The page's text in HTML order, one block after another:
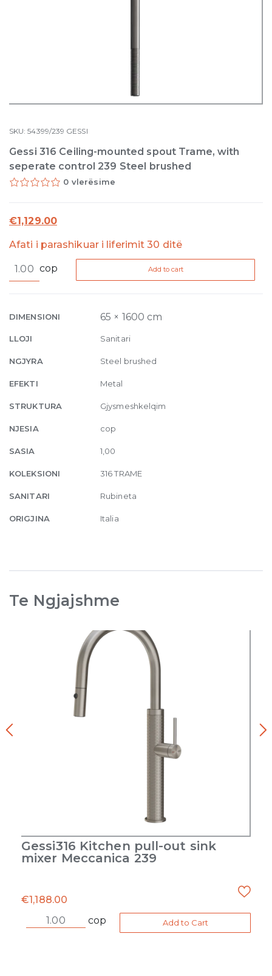
SKU:54399/239 GESSI
Gessi 316 Ceiling-mounted spout Trame, with
seperate control 239 Steel brushed
0 vlerësime
€1,129.00
Afati i parashikuar i liferimit 30 ditë
316
spout
with
seperate
239
Steel
quantity
cop Add to cart
DIMENSIONI 65 × 1600 cm
LLOJI Sanitari
NGJYRA Steel brushed
EFEKTI Metal
STRUKTURA Gjysmeshkelqim
NJESIA cop
SASIA 1,00
KOLEKSIONI 316 TRAME
SANITARI Rubineta
ORIGJINA Italia
Te Ngjajshme
Gessi316 Kitchen pull-out sink
mixer Meccanica 239
€1,188.00
cop
Add to Cart